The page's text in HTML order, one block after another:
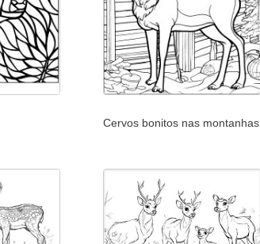
Cervos bonitos nas montanhas